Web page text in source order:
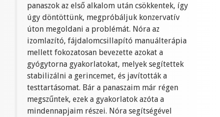
panaszok az első alkalom után csökkentek, így
úgy döntöttünk, megpróbáljuk konzervatív
úton megoldani a problémát. Nóra az
izomlazító, fájdalomcsillapító manuálterápia
mellett fokozatosan bevezette azokat a
gyógytorna gyakorlatokat, melyek segítettek
stabilizálni a gerincemet, és javították a
testtartásomat. Bár a panaszaim már régen
megszűntek, ezek a gyakorlatok azóta a
mindennapjaim részei. Nóra segítségével